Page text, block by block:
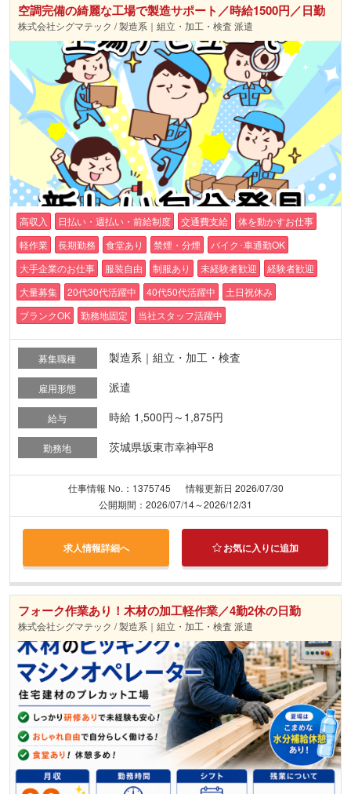
空調完備の綺麗な工場で製造サポート／時給1500円／日勤
株式会社シグマテック / 製造系｜組立・加工・検査 派遣
高収入 日払い・週払い・前給制度 交通費支給
体を動かすお仕事
軽作業
長期勤務 食堂あり 禁煙・分煙
バイク･車通勤OK
大手企業のお仕事
服装自由 制服あり 未経験者歓迎
経験者歓迎
大量募集
20代30代活躍中 40代50代活躍中
土日祝休み
ブランクOK
勤務地固定 当社スタッフ活躍中
募集職種 製造系｜組立・加工・検査
雇用形態 派遣
給与 時給 1,500円～1,875円
勤務地 茨城県坂東市幸神平8
仕事情報 No.：1375745
情報更新日 2026/07/30
公開期間：2026/07/14～2026/12/31
求人情報詳細へ お気に入りに追加
フォーク作業あり！木材の加工軽作業／4勤2休の日勤
株式会社シグマテック / 製造系｜組立・加工・検査 派遣